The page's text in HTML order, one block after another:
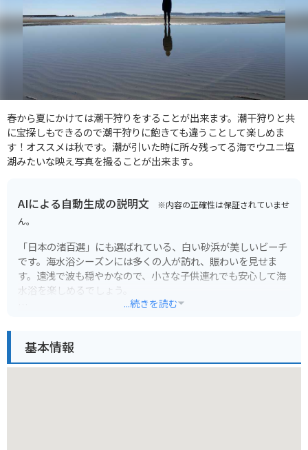
春から夏にかけては潮干狩りをすることが出来ます。潮干狩りと共
に宝探しもできるので潮干狩りに飽きても違うことして楽しめま
す！オススメは秋です。潮が引いた時に所々残ってる海でウユニ塩
湖みたいな映え写真を撮ることが出来ます。
AIによる自動生成の説明文 ※内容の正確性は保証されていませ
ん。
「日本の渚百選」にも選ばれている、白い砂浜が美しいビーチ
です。海水浴シーズンには多くの人が訪れ、賑わいを見せま
す。遠浅で波も穏やかなので、小さな子供連れでも安心して海
水浴を楽しめるでしょう。
ことができます。海水浴シーズン以外でも、景色を眺めたり、
砂浜を散歩したりして、のんびりと過ごすのもおすすめです。
...続きを読む
基本情報